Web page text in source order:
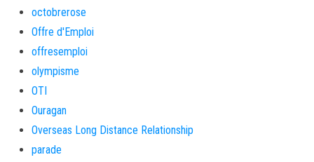
octobrerose
Offre d'Emploi
offresemploi
olympisme
OTI
Ouragan
Overseas Long Distance Relationship
parade